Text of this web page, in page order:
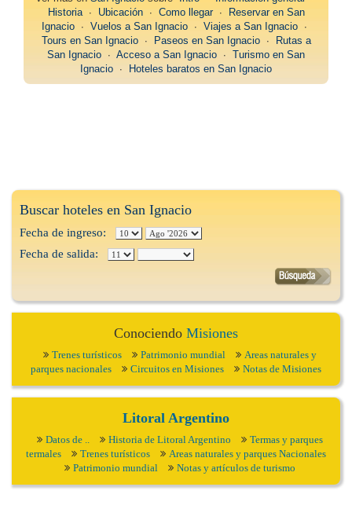
Historia∙ Ubicación∙ Como llegar∙
Reservar en San
Ignacio ∙ Vuelos a San Ignacio ∙ Viajes a San Ignacio ∙
Tours en San Ignacio∙ Paseos en San Ignacio∙
Rutas a
San Ignacio ∙ Acceso a San Ignacio ∙ Turismo en San
Ignacio ∙ Hoteles baratos en San Ignacio
Buscar hoteles en San Ignacio
Fecha de ingreso:
Fecha de salida:
Conociendo Misiones
Trenes turísticos Patrimonio mundial
Areas naturales y
parques nacionales
Circuitos en Misiones Notas de Misiones
Litoral Argentino
Datos de .. Historia de Litoral Argentino
Termas y parques
termales
Trenes turísticos
Areas naturales y parques Nacionales
Patrimonio mundial
Notas y artículos de turismo